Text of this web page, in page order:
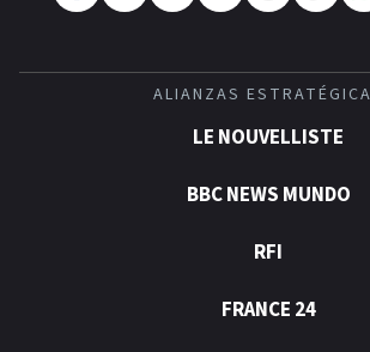
ALIANZAS
LE NOUVELLISTE
BBC NEWS MUNDO
RFI
FRANCE 24